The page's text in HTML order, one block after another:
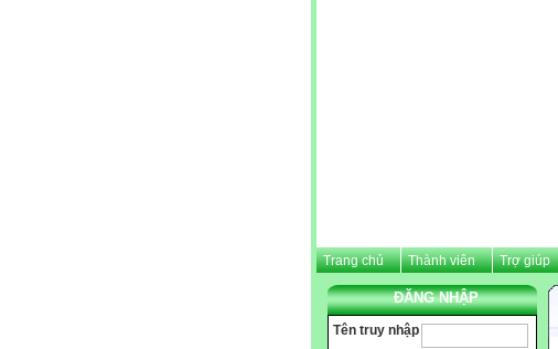
Trang chủ Thành viên Trợ giúp
ĐĂNG NHẬP
Tên truy nhập